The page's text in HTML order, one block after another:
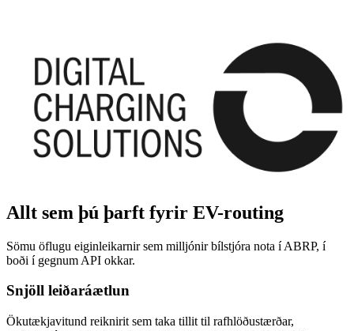
Allt sem þú þarft fyrir EV-routing
Sömu öflugu eiginleikarnir sem milljónir bílstjóra nota í ABRP, í
boði í gegnum API okkar.
Snjöll leiðaráætlun
Ökutækjavitund reiknirit sem taka tillit til rafhlöðustærðar,